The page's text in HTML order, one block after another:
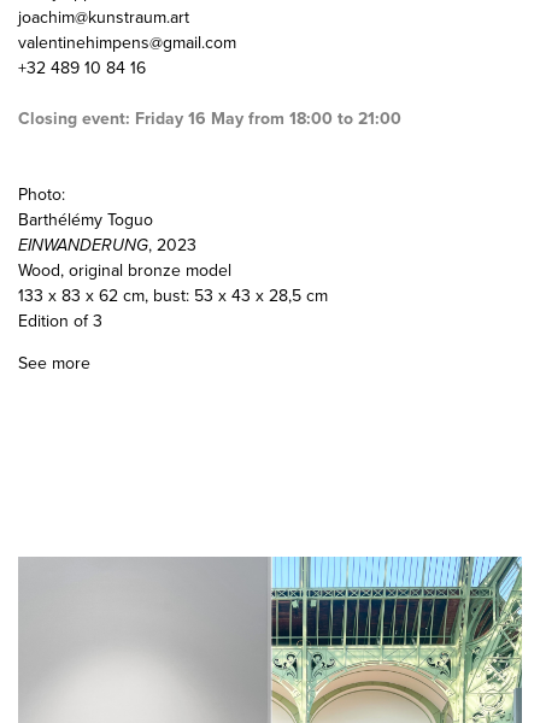
joachim@kunstraum.art
valentinehimpens@gmail.com
+32 489 10 84 16
Closing event: Friday 16 May from 18:00 to 21:00
Photo:
Barthélémy Toguo
EINWANDERUNG, 2023
Wood, original bronze model
133 x 83 x 62 cm, bust: 53 x 43 x 28,5 cm
Edition of 3
See more